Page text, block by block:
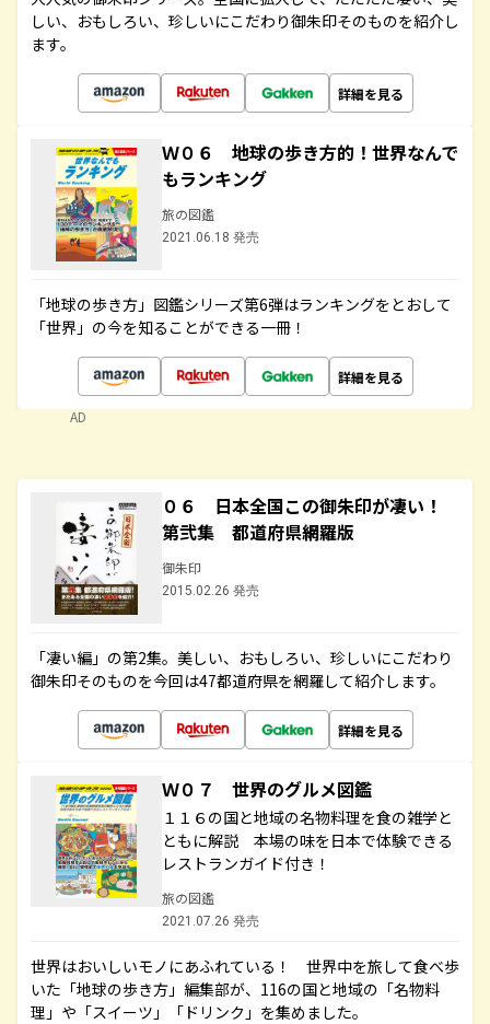
しい、おもしろい、珍しいにこだわり御朱印そのものを紹介し
ます。
詳細を見る
Ｗ０６ 地球の歩き方的！世界なんで
もランキング
旅の図鑑
2021.06.18 発売
「地球の歩き方」図鑑シリーズ第6弾はランキングをとおして
「世界」の今を知ることができる一冊！
詳細を見る
AD
０６ 日本全国この御朱印が凄い！
第弐集 都道府県網羅版
御朱印
2015.02.26 発売
「凄い編」の第2集。美しい、おもしろい、珍しいにこだわり
御朱印そのものを今回は47都道府県を網羅して紹介します。
詳細を見る
Ｗ０７ 世界のグルメ図鑑
１１６の国と地域の名物料理を食の雑学と
ともに解説 本場の味を日本で体験できる
レストランガイド付き！
旅の図鑑
2021.07.26 発売
世界はおいしいモノにあふれている！ 世界中を旅して食べ歩
いた「地球の歩き方」編集部が、116の国と地域の「名物料
理」や「スイーツ」「ドリンク」を集めました。